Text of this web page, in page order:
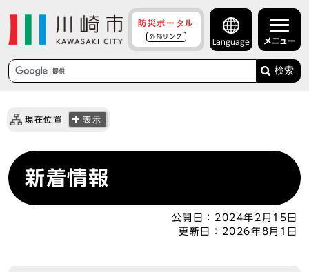
防災ポータル
外部リンク
Language メニュー
検索
現在位置 表示
新着情報
公開日： 2024年2月15日
更新日：
2026年8月1日